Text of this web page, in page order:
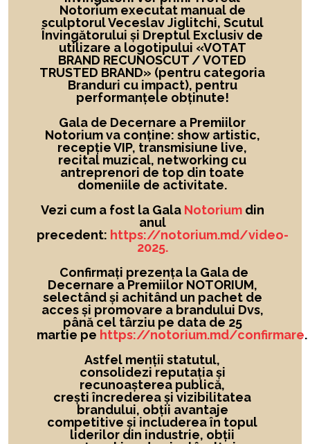
Notorium executat manual de
sculptorul Veceslav Jiglitchi, Scutul
Învingătorului și Dreptul Exclusiv de
utilizare a logotipului «VOTAT
BRAND RECUNOSCUT / VOTED
TRUSTED BRAND» (pentru categoria
Branduri cu impact), pentru
performanțele obținute!
Gala de Decernare a Premiilor
Notorium va conține: show artistic,
recepție VIP, transmisiune live,
recital muzical, networking cu
antreprenori de top din toate
domeniile de activitate.
Vezi cum a fost la Gala Notoriumdin
anul
precedent: https://notorium.md/video-
2025.
Confirmați prezența la Gala de
Decernare a Premiilor NOTORIUM,
selectând și achitând un pachet de
acces și promovare a brandului Dvs,
până cel târziu pe data de 25
martie pe https://notorium.md/confirmare.
Astfel menții statutul,
consolidezi reputația și
recunoașterea publică,
crești încrederea și vizibilitatea
brandului, obții avantaje
competitive și includerea în topul
liderilor din industrie, obții